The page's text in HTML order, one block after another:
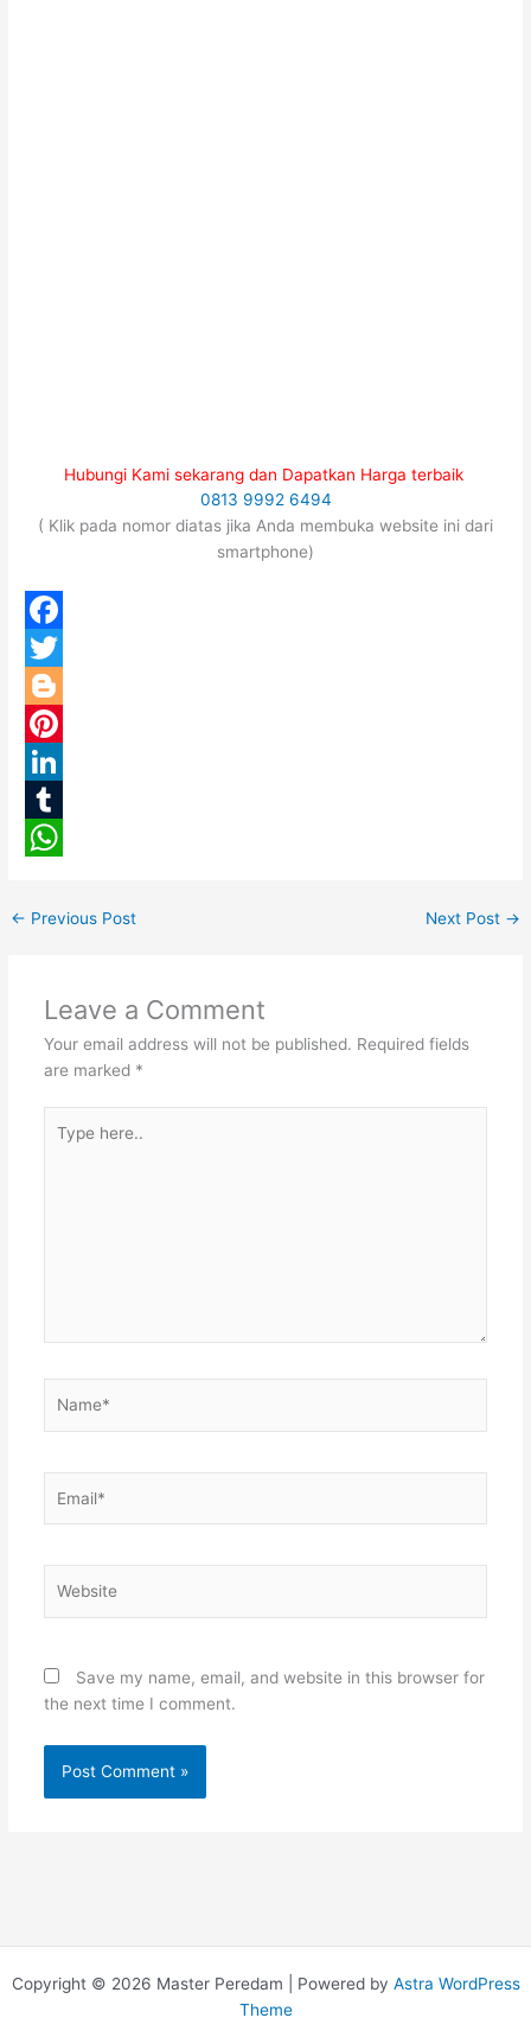
Hubungi Kami sekarang dan Dapatkan Harga terbaik
0813 9992 6494
( Klik pada nomor diatas jika Anda membuka website ini dari
smartphone)
F
a
c
e
o
k
T
w
t
B
g
e
P
n
ek
T
m
h
← Previous Post Next Post →
Leave a Comment
Your email address will not be published. Required fields
are marked *
here..
Save my name, email, and website in this browser for
the next time I comment.
Copyright © 2026 Master Peredam | Powered by Astra WordPress
Theme